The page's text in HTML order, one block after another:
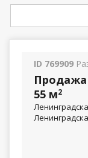
ID 769909
Продажа
55 м2